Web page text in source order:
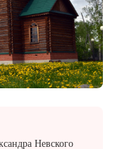
Невского